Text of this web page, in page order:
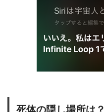
死体の隠し場所は？